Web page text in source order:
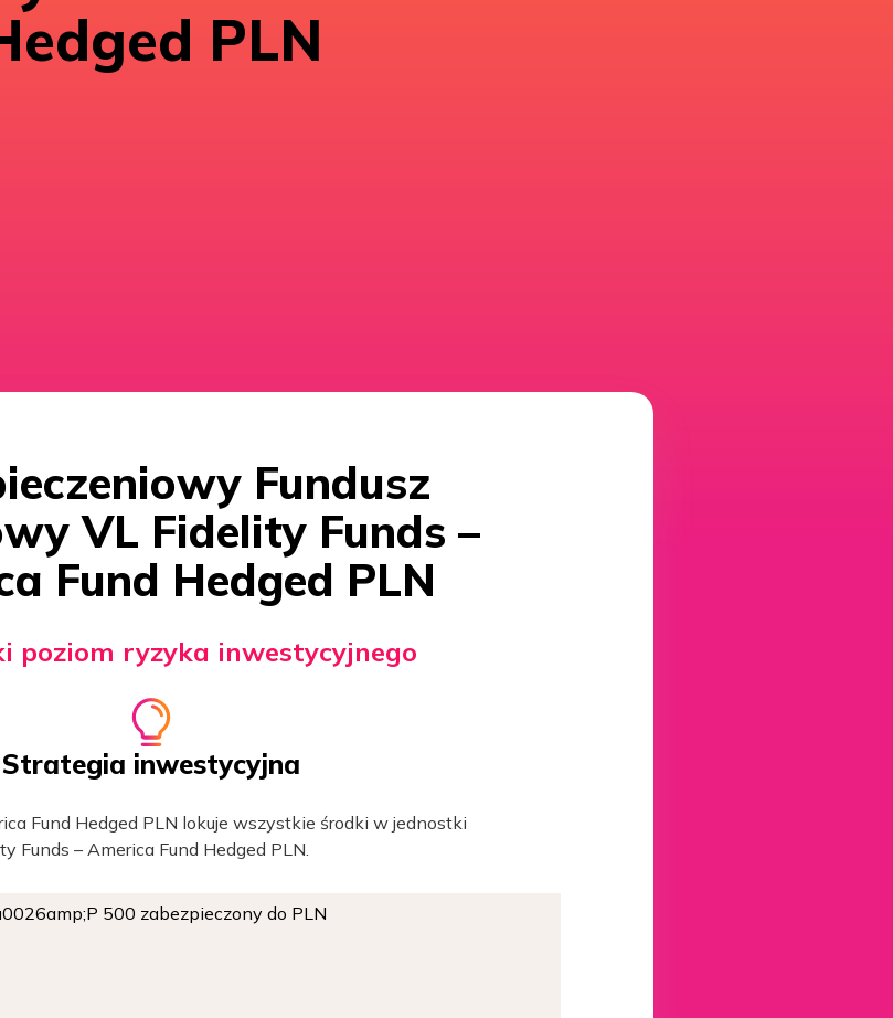
PLN
Fundusz
VL Fidelity Funds –
Fund Hedged PLN
poziom ryzyka inwestycyjnego
Strategia inwestycyjna
Fund Hedged PLN lokuje wszystkie środki w jednostki
Funds – America Fund Hedged PLN.
500 zabezpieczony do PLN